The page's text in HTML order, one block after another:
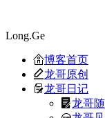
Long.Ge
博客首页
龙哥原创
龙哥日记
龙哥